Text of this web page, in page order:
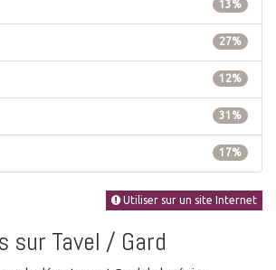
13%
27%
12%
31%
17%
Utiliser sur un site Internet
sur Tavel / Gard